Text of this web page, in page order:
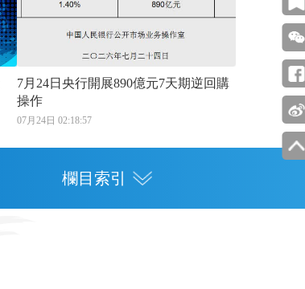
7月24日央行開展890億元7天期逆回購
操作
07月24日 02:18:57
欄目索引